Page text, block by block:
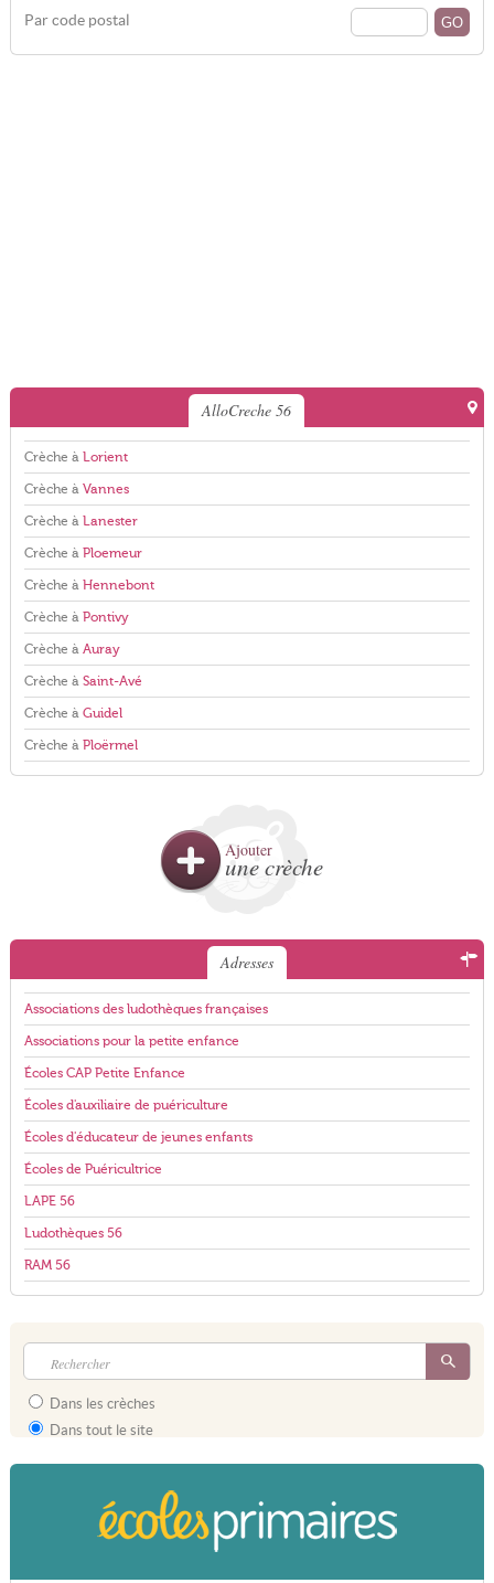
Par code postal
AlloCreche 56
Crèche à Lorient
Crèche à Vannes
Crèche à Lanester
Crèche à Ploemeur
Crèche à Hennebont
Crèche à Pontivy
Crèche à Auray
Crèche à Saint-Avé
Crèche à Guidel
Crèche à Ploërmel
Ajouter
une crèche
Adresses
Associations des ludothèques françaises
Associations pour la petite enfance
Écoles CAP Petite Enfance
Écoles d'auxiliaire de puériculture
Écoles d'éducateur de jeunes enfants
Écoles de Puéricultrice
LAPE 56
Ludothèques 56
RAM 56
Dans les crèches
Dans tout le site